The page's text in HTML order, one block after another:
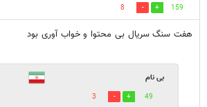
159
8
هفت سنگ سریال بی محتوا و خواب آوری بود
بی نام
49
3